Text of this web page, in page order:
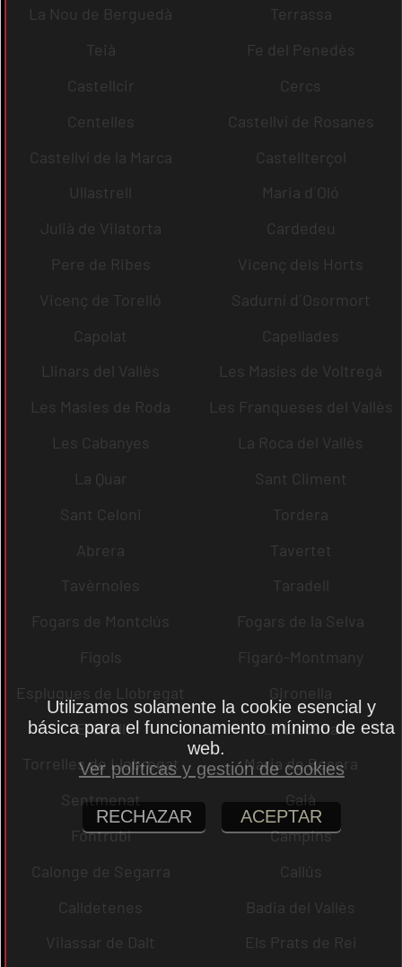
La Nou de Berguedà
Terrassa
Teià
Fe del Penedès
Castellcir
Cercs
Centelles
Castellví de Rosanes
Castellví de la Marca
Castellterçol
Ullastrell
Maria d´Oló
Julià de Vilatorta
Cardedeu
Pere de Ribes
Vicenç dels Horts
Vicenç de Torelló
Sadurní d´Osormort
Capolat
Capellades
Llinars del Vallès
Les Masíes de Voltregà
Les Masies de Roda
Les Franqueses del Vallès
Les Cabanyes
La Roca del Vallès
La Quar
Sant Climent
Sant Celoni
Tordera
Abrera
Tavertet
Tavèrnoles
Taradell
Fogars de Montclús
Fogars de la Selva
Fígols
Figaró-Montmany
Esplugues de Llobregat
Gironella
El Brull
La Llacuna
Torrelles de Llobregat
Maria de Besora
Sentmenat
Gaià
Fontrubí
Campins
Calonge de Segarra
Callús
Calldetenes
Badia del Vallès
Vilassar de Dalt
Els Prats de Rei
Utilizamos solamente la cookie esencial y
básica para el funcionamiento mínimo de esta
web.
Ver políticas y gestión de cookies
RECHAZAR ACEPTAR